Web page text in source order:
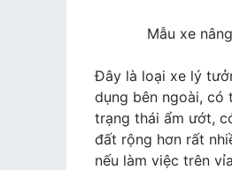
Mẫu xe
Đây là loại xe lý
dụng bên ngoài, có
trạng thái ẩm ướt,
đất rộng hơn rất
nếu làm việc trên